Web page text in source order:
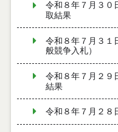
令和８年７月３
取結果
令和８年７月３
般競争入札）
令和８年７月２
結果
令和８年７月２